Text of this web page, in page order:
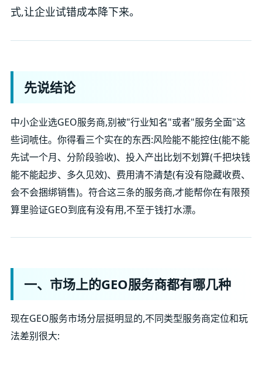
式,让企业试错成本降下来。
先说结论
中小企业选GEO服务商,别被"行业知名"或者"服务全面"这
些词唬住。你得看三个实在的东西:风险能不能控住(能不能
先试一个月、分阶段验收)、投入产出比划不划算(千把块钱
能不能起步、多久见效)、费用清不清楚(有没有隐藏收费、
会不会捆绑销售)。符合这三条的服务商,才能帮你在有限预
算里验证GEO到底有没有用,不至于钱打水漂。
一、市场上的GEO服务商都有哪几种
现在GEO服务市场分层挺明显的,不同类型服务商定位和玩
法差别很大: